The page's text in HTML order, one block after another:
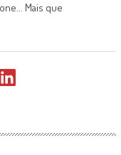
Mais que
LinkedIn